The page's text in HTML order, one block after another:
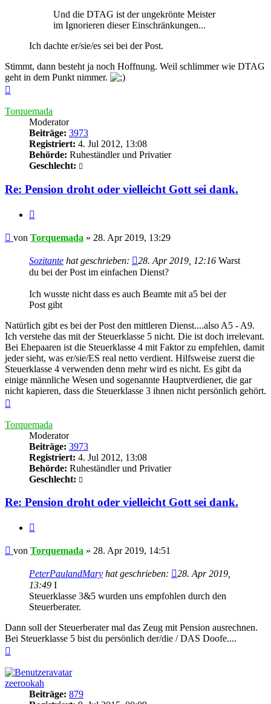
Und die DTAG ist der ungekrönte Meister
im Ignorieren dieser Einschränkungen...
Ich dachte er/sie/es sei bei der Post.
Stimmt, dann besteht ja noch Hoffnung. Weil schlimmer wie DTAG
geht in dem Punkt nimmer.
Torquemada
Moderator
Beiträge: 3973
Registriert: 4. Jul 2012, 13:08
Behörde: Ruheständler und Privatier
Geschlecht:
Re: Pension droht oder vielleicht Gott sei dank.
Beitrag
von Torquemada » 28. Apr 2019, 13:29
Sozitante hat geschrieben: 28. Apr 2019, 12:16 Warst
du bei der Post im einfachen Dienst?
Ich wusste nicht dass es auch Beamte mit a5 bei der
Post gibt
Natürlich gibt es bei der Post den mittleren Dienst....also A5 - A9.
Ich verstehe das mit der Steuerklasse 5 nicht. Die ist doch irrelevant.
Bei Ehepaaren ist die Steuerklasse 4 mit Faktor zu empfehlen, damit
jeder sieht, was er/sie/ES real netto verdient. Hilfsweise zuerst die
Steuerklasse 4 verwenden denn mehr wird es nicht. Es gibt da
einige männliche Wesen und sogenannte Hauptverdiener, die gar
nicht kapieren, dass die Steuerklasse 3 ihnen nicht persönlich gehört.
Torquemada
Moderator
Beiträge: 3973
Registriert: 4. Jul 2012, 13:08
Behörde: Ruheständler und Privatier
Geschlecht:
Re: Pension droht oder vielleicht Gott sei dank.
Beitrag
von Torquemada » 28. Apr 2019, 14:51
PeterPaulandMary hat geschrieben:
28. Apr 2019,
13:49 I
Steuerklasse 3&5 wurden uns empfohlen durch den
Steuerberater.
Dann soll der Steuerberater mal das Zeug mit Pension ausrechnen.
Bei Steuerklasse 5 bist du persönlich der/die / DAS Doofe....
zeerookah
Beiträge: 879